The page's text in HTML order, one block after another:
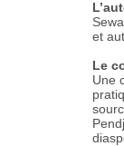
et
Le
Une